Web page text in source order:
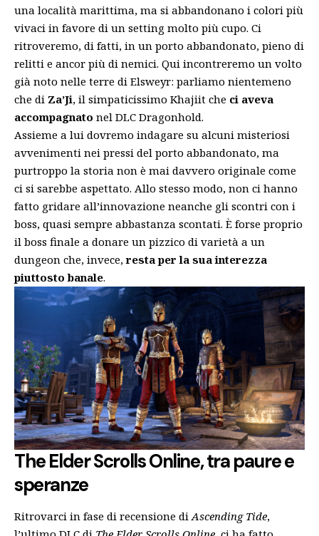
una località marittima, ma si abbandonano i colori più
vivaci in favore di un setting molto più cupo. Ci
ritroveremo, di fatti, in un porto abbandonato, pieno di
relitti e ancor più di nemici. Qui incontreremo un volto
già noto nelle terre di Elsweyr: parliamo nientemeno
che di Za’Ji, il simpaticissimo Khajiit che ci aveva
accompagnato nel DLC Dragonhold.
Assieme a lui dovremo indagare su alcuni misteriosi
avvenimenti nei pressi del porto abbandonato, ma
purtroppo la storia non è mai davvero originale come
ci si sarebbe aspettato. Allo stesso modo, non ci hanno
fatto gridare all’innovazione neanche gli scontri con i
boss, quasi sempre abbastanza scontati. È forse proprio
il boss finale a donare un pizzico di varietà a un
dungeon che, invece,resta per la sua interezza
piuttosto banale.
The Elder Scrolls Online, tra paure e
speranze
Ritrovarci in fase di recensione di Ascending Tide,